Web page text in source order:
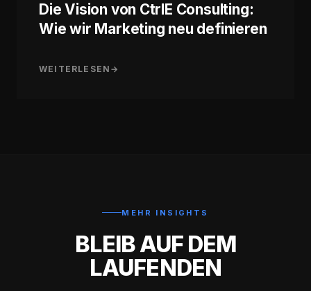
Die Vision von CtrlE Consulting:
Wie wir Marketing neu definieren
WEITERLESEN →
MEHR INSIGHTS
BLEIB AUF DEM
LAUFENDEN